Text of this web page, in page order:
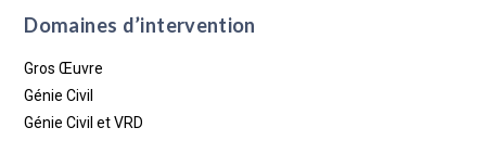
Domaines d’intervention
Gros Œuvre
Génie Civil
Génie Civil et VRD